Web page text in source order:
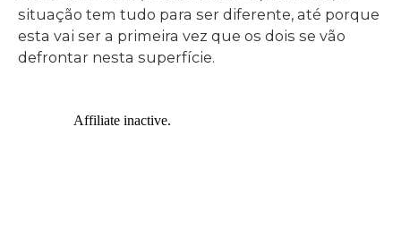
situação tem tudo para ser diferente, até porque
esta vai ser a primeira vez que os dois se vão
defrontar nesta superfície.